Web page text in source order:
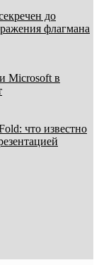
до
флагмана
Microsoft в
что известно